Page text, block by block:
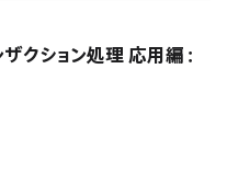
ション処理 応用編：